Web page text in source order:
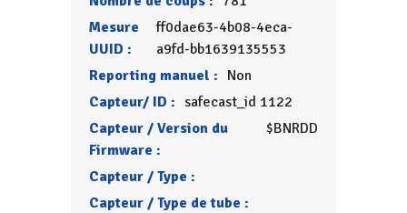
Mesure
UUID :
ff0dae63-4b08-4eca-
a9fd-bb1639135553
Reporting manuel : Non
Capteur/ ID : safecast_id 1122
Capteur / Version du
Firmware :
$BNRDD
Capteur / Type :
Capteur / Type de tube :